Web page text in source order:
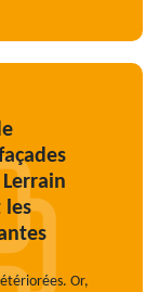
les
Or,